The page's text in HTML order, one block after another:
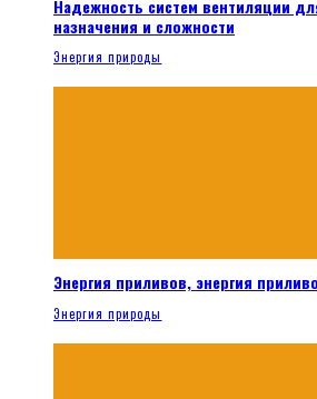
Надежность систем вентиляции
назначения и сложности
Энергия природы
Энергия приливов, энергия
Энергия природы